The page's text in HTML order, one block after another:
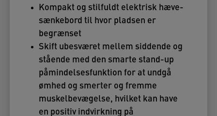
Kompakt og stilfuldt elektrisk hæve-
sænkebord til hvor pladsen er
begrænset
Skift ubesværet mellem siddende og
stående med den smarte stand-up
påmindelsesfunktion for at undgå
ømhed og smerter og fremme
muskelbevægelse, hvilket kan have
en positiv indvirkning på